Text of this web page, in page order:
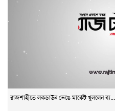
রাজশাহীতে লকডাউন ভেঙে মার্কেট খুললেন ব্য...